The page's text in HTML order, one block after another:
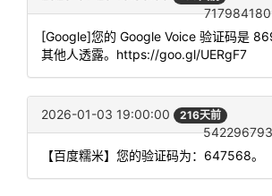
[Google]您的 Google Voice 验证码是
其他人透露。https://goo.gl/UERgF7
2026-01-03 19:00:00 216天前
【百度糯米】您的验证码为：647568。